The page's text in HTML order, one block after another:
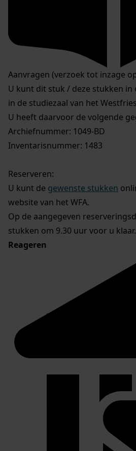
Aanvragen (verzoek tot inzage
U kunt dit stuk / deze stukken
in de studiezaal van het
U heeft daarvoor de volgende
Archiefnummer: 1049-BD
Inventarisnummer: 1483
Reserveren:
U kunt de gewenste stukken
website van het WFA.
Op de aangegeven
stukken om 9.30 uur voor u klaar.
Reageren